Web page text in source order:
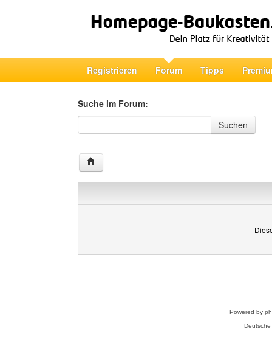
Registrieren Forum Tipps
Suche im Forum:
Suche im Forum
Suchen
Powered by